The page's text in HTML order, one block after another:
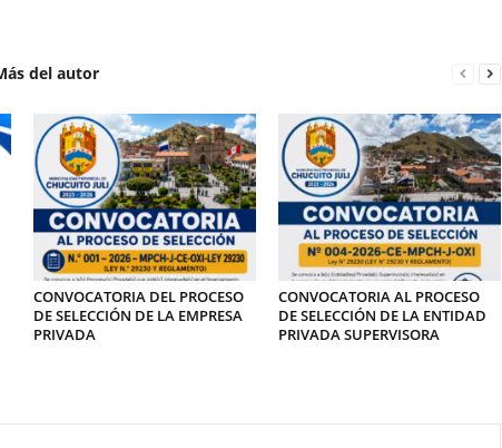
del autor
CONVOCATORIA DEL PROCESO
DE SELECCIÓN DE LA EMPRESA
PRIVADA
CONVOCATORIA AL PROCESO
DE SELECCIÓN DE LA ENTIDAD
PRIVADA SUPERVISORA